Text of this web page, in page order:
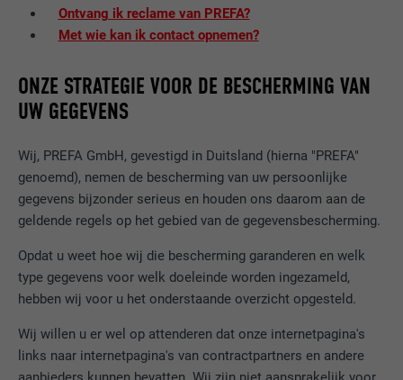
Ontvang ik reclame van PREFA?
Met wie kan ik contact opnemen?
ONZE STRATEGIE VOOR DE BESCHERMING VAN
UW GEGEVENS
Wij, PREFA GmbH, gevestigd in Duitsland (hierna "PREFA"
genoemd), nemen de bescherming van uw persoonlijke
gegevens bijzonder serieus en houden ons daarom aan de
geldende regels op het gebied van de gegevensbescherming.
Opdat u weet hoe wij die bescherming garanderen en welk
type gegevens voor welk doeleinde worden ingezameld,
hebben wij voor u het onderstaande overzicht opgesteld.
Wij willen u er wel op attenderen dat onze internetpagina's
links naar internetpagina's van contractpartners en andere